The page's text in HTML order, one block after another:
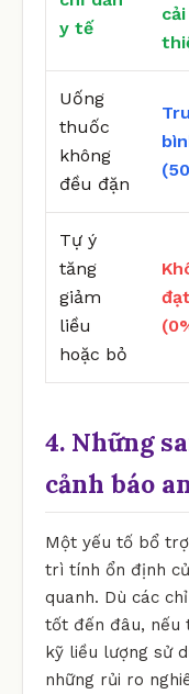
y tế
cải
Uống
thuốc
không
đều đặn
Tự ý
tăng
giảm
liều
hoặc bỏ
đạt
4. Những
cảnh báo
Một yếu tố bổ
trì tính ổn định
quanh. Dù các
tốt đến đâu, nếu
kỹ liều lượng sử
những rủi ro